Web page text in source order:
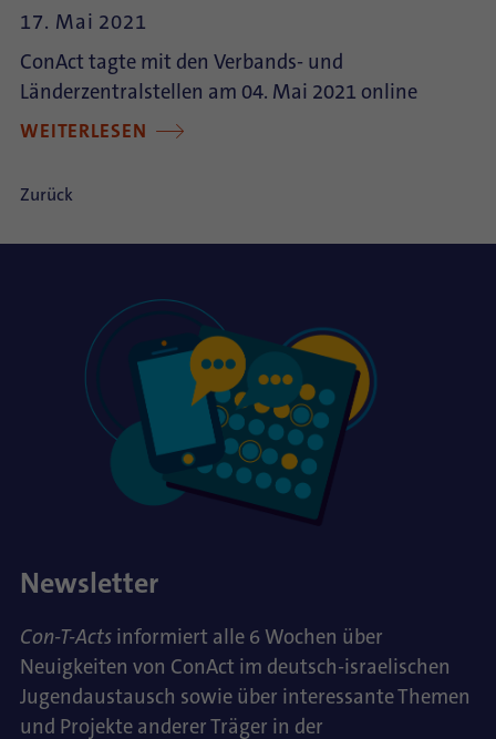
17. Mai 2021
ConAct tagte mit den Verbands- und
Länderzentralstellen am 04. Mai 2021 online
WEITERLESEN
Zurück
Newsletter
Con-T-Acts informiert alle 6 Wochen über
Neuigkeiten von ConAct im deutsch-israelischen
Jugendaustausch sowie über interessante Themen
und Projekte anderer Träger in der